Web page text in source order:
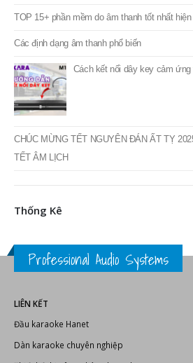
Tin Tức
THÔNG BÁO LỊCH NGHỈ LỄ GIỖ TỔ HÙNG
TOP 15+ phần mềm do âm thanh tốt nhất hiện
Các định dạng âm thanh phổ biến
TẾT ÂM LỊCH
Thống Kê
Professional Audio Systems